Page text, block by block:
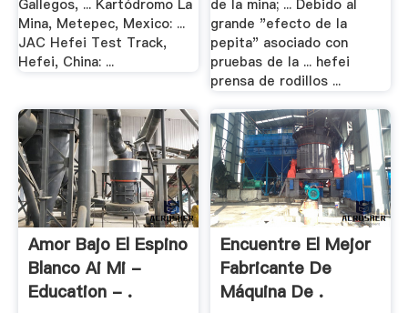
Gallegos, ... Kartódromo La
Mina, Metepec, Mexico: ...
JAC Hefei Test Track,
Hefei, China: ...
de la mina; ... Debido al
grande "efecto de la
pepita" asociado con
pruebas de la ... hefei
prensa de rodillos ...
Amor Bajo El Espino
Blanco Ai Mi -
Education - .
Encuentre El Mejor
Fabricante De
Máquina De .